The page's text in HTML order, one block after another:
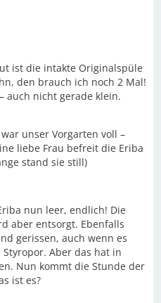
ist die intakte Originalspüle
den brauch ich noch 2 Mal!
auch nicht gerade klein.
unser Vorgarten voll –
liebe Frau befreit die Eriba
stand sie still)
nun leer, endlich! Die
aber entsorgt. Ebenfalls
gerissen, auch wenn es
Aber das hat in
Nun kommt die Stunde der
ist es?